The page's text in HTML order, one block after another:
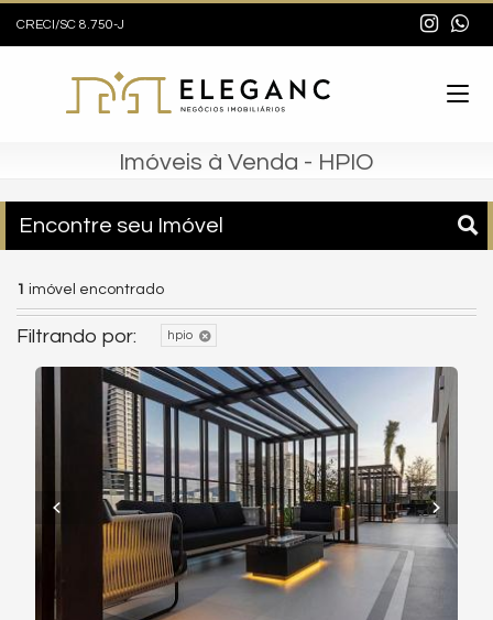
CRECI/SC 8.750-J
Imóveis à Venda - HPIO
Encontre seu Imóvel
1 imóvel encontrado
Filtrando por: hpio